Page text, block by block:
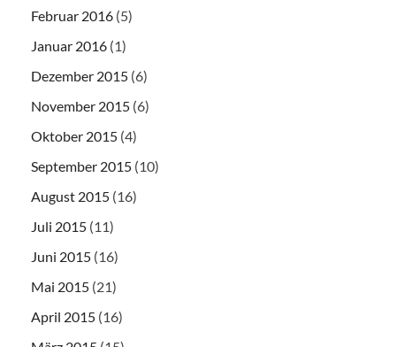
Februar 2016 (5)
Januar 2016 (1)
Dezember 2015 (6)
November 2015 (6)
Oktober 2015 (4)
September 2015 (10)
August 2015 (16)
Juli 2015 (11)
Juni 2015 (16)
Mai 2015 (21)
April 2015 (16)